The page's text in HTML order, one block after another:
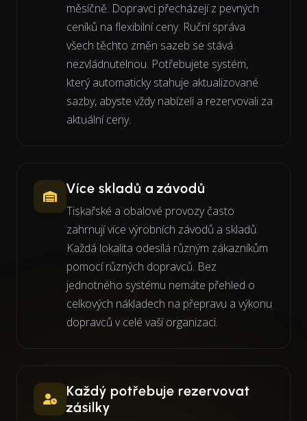
měsíčně. Dopravci přecházejí z pevných
ceníků na flexibilní ceny. Ruční správa
všech těchto změn sazeb se stává
nezvládnutelnou. Potřebujete systém,
který automaticky stahuje aktualizované
sazby, abyste vždy nabízeli a rezervovali za
aktuální ceny.
Více skladů a závodů
Tiskařské a obalové provozy často
zahrnují více výrobních závodů a skladů.
Každá lokalita odesílá různým zákazníkům
pomocí různých dopravců. Bez
jednotného systému nemáte přehled o
celkových nákladech na přepravu a výkonu
dopravců v celé vaší organizaci.
Každý potřebuje rezervovat
zásilky